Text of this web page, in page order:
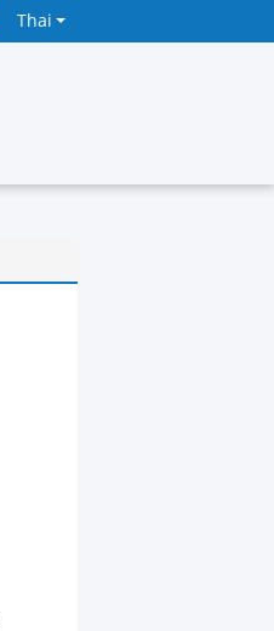
Thai